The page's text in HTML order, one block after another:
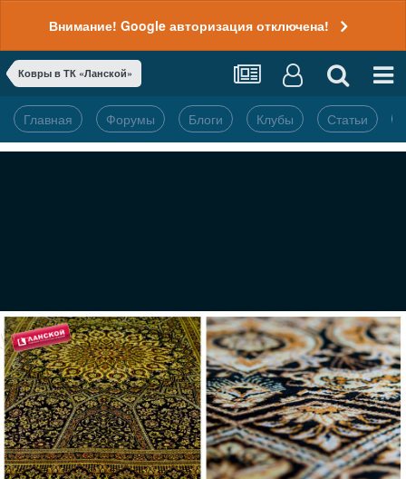
Внимание! Google авторизация отключена!
Ковры в ТК «Ланской»
Главная Форумы Блоги Клубы Статьи